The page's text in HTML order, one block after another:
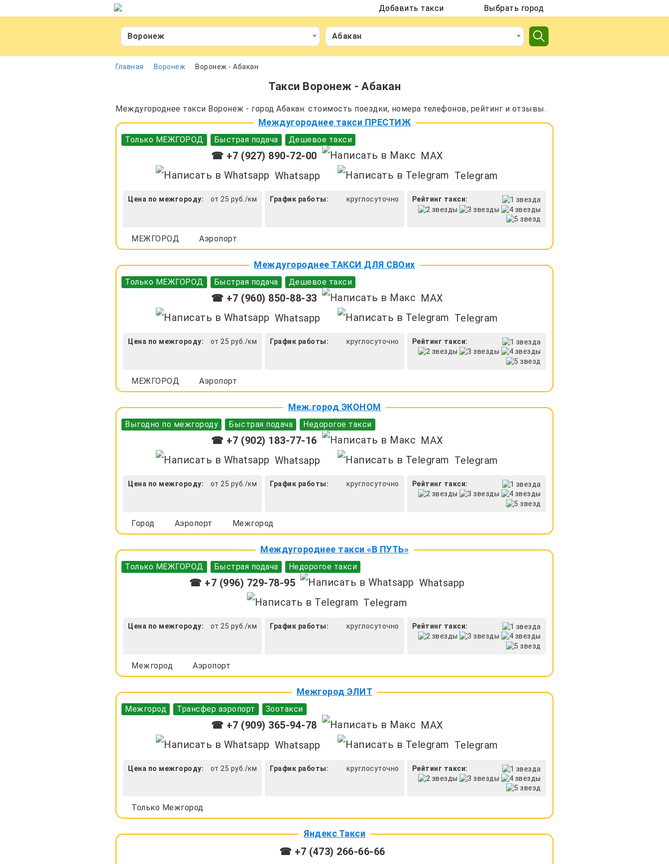
Добавить такси Выбрать город
Воронеж Абакан
Главная Воронеж Воронеж - Абакан
Такси Воронеж - Абакан
Междугороднее такси Воронеж - город Абакан: стоимость поездки, номера телефонов, рейтинг и отзывы.
Междугороднее такси ПРЕСТИЖ
Только МЕЖГОРОД Быстрая подача Дешевое такси
☎ +7 (927) 890-72-00
MAX
Whatsapp
Telegram
Цена по межгороду: от 25 руб./км График работы: круглосуточно Рейтинг такси:
МЕЖГОРОД Аэропорт
Междугороднее ТАКСИ ДЛЯ СВОих
Только МЕЖГОРОД Быстрая подача Дешевое такси
☎ +7 (960) 850-88-33
MAX
Whatsapp
Telegram
Цена по межгороду: от 25 руб./км График работы: круглосуточно Рейтинг такси:
МЕЖГОРОД Аэропорт
Меж.город ЭКОНОМ
Выгодно по межгороду Быстрая подача Недорогое такси
☎ +7 (902) 183-77-16
MAX
Whatsapp
Telegram
Цена по межгороду: от 25 руб./км График работы: круглосуточно Рейтинг такси:
Город Аэропорт Межгород
Междугороднее такси «В ПУТЬ»
Только МЕЖГОРОД Быстрая подача Недорогое такси
☎ +7 (996) 729-78-95
Whatsapp
Telegram
Цена по межгороду: от 25 руб./км График работы: круглосуточно Рейтинг такси:
Межгород Аэропорт
Межгород ЭЛИТ
Межгород Трансфер аэропорт Зоотакси
☎ +7 (909) 365-94-78
MAX
Whatsapp
Telegram
Цена по межгороду: от 25 руб./км График работы: круглосуточно Рейтинг такси:
Только Межгород
Яндекс Такси
☎ +7 (473) 266-66-66